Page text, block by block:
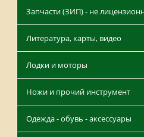
Запчасти (ЗИП) - не
Литература, карты, видео
Лодки и моторы
Ножи и прочий инструмент
Одежда - обувь - аксессуары